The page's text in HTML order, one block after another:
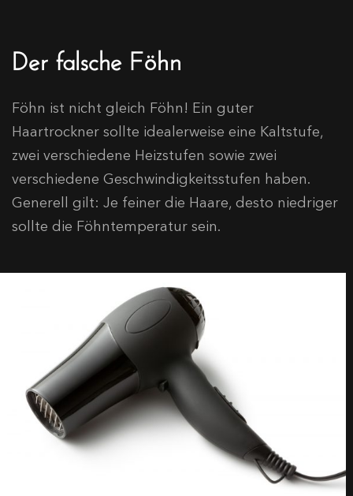
Der falsche Föhn
Föhn ist nicht gleich Föhn! Ein guter
Haartrockner sollte idealerweise eine Kaltstufe,
zwei verschiedene Heizstufen sowie zwei
verschiedene Geschwindigkeitsstufen haben.
Generell gilt: Je feiner die Haare, desto niedriger
sollte die Föhntemperatur sein.